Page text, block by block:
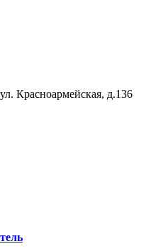
Красноармейская, д.136